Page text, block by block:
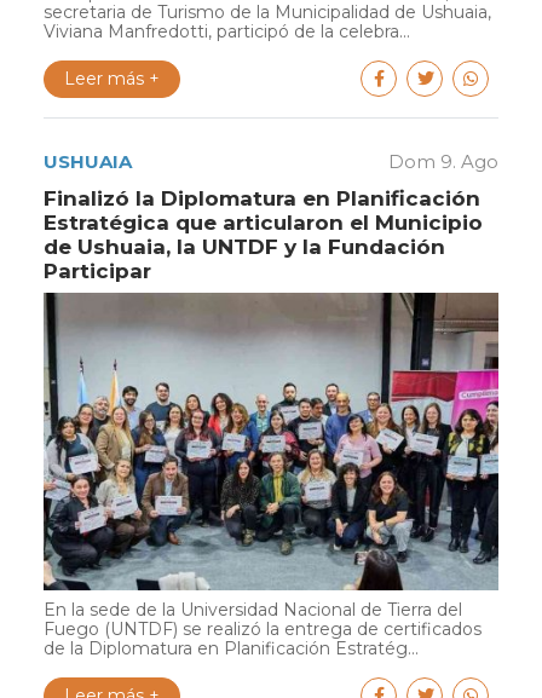
secretaria de Turismo de la Municipalidad de Ushuaia,
Viviana Manfredotti, participó de la celebra...
Leer más +
USHUAIA Dom 9. Ago
Finalizó la Diplomatura en Planificación
Estratégica que articularon el Municipio
de Ushuaia, la UNTDF y la Fundación
Participar
En la sede de la Universidad Nacional de Tierra del
Fuego (UNTDF) se realizó la entrega de certificados
de la Diplomatura en Planificación Estratég...